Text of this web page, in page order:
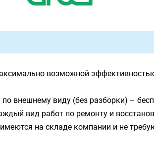
возможной
внешнему виду (без разборки) –
вид работ по ремонту и
на складе компании и не